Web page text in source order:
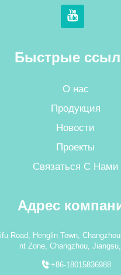
Быстрые
О нас
Продукция
Новости
Проекты
Связаться С Нами
Адрес
Road, Henglin Town,
nt Zone, Changzhou,
+86-18015836988